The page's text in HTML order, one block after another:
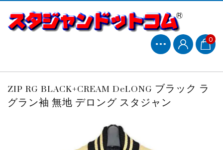
0
ZIP RG BLACK+CREAM DeLONG ブラック ラ
グラン袖 無地 デロング スタジャン